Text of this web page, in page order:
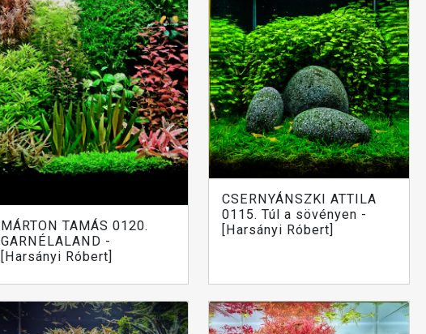
MÁRTON TAMÁS 0120.
GARNÉLALAND -
[Harsányi Róbert]
CSERNYÁNSZKI ATTILA
0115. Túl a sövényen -
[Harsányi Róbert]